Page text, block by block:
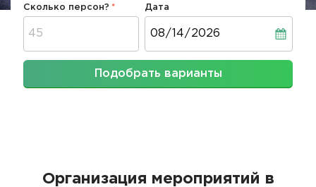
Сколько персон? Дата
Подобрать варианты
Организация мероприятий в